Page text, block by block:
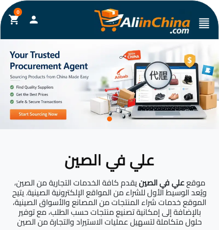
format_align_justify

shopping_cart
0
علي في الصين
موقععلي في الصينيقدم كافة الخدمات التجارية من الصين،
ويُعد الوسيط الأول للشراء من المواقع الإلكترونية الصينية. يتيح
الموقع خدمات شراء المنتجات من المصانع والأسواق الصينية،
بالإضافة إلى إمكانية تصنيع منتجات حسب الطلب، مع توفير
حلول متكاملة لتسهيل عمليات الاستيراد والتجارة من الصين